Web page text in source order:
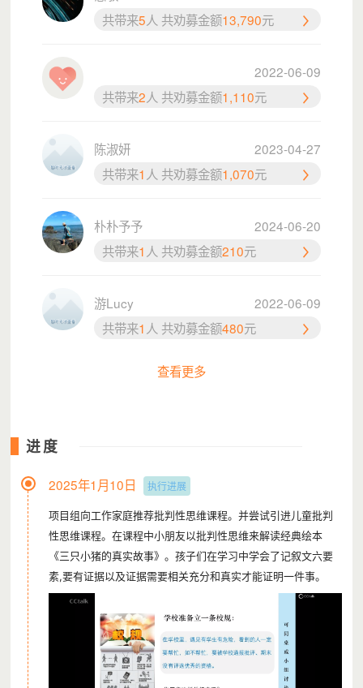
在广东，每4个儿童中就有1个是流动儿童。
他们常是儿童意外事故的主角，也是未成年人案件的常客。
他们往往自卑、困惑、焦虑、孤独。
但他们的“脆弱”和“过错”，并非不可逆转的。
及冷漠，
庭，融入社区。
（图片已取得肖像权授权使用）
小良自小在老家由爷爷奶奶带大，学习差还总被同学老师投诉；
终于在三年级时被父母接来广州一起生活。但情况并没有好转，
小良依然是抗拒学习，不听管教，父母束手无策。
共带来5人 共劝募金额13,790元
2022-06-09
共带来2人 共劝募金额1,110元
陈淑妍
2023-04-27
共带来1 人 共劝募金额1,070元
朴朴予予
2024-06-20
共带来1 人 共劝募金额210元
游Lucy
2022-06-09
共带来1 人 共劝募金额480元
查看更多
进度
2025年1月10日 执行进展
项目组向工作家庭推荐批判性思维课程。并尝试引进儿童批判
性思维课程。在课程中小朋友以批判性思维来解读经典绘本
《三只小猪的真实故事》。孩子们在学习中学会了记叙文六要
素,要有证据以及证据需要相关充分和真实才能证明一件事。